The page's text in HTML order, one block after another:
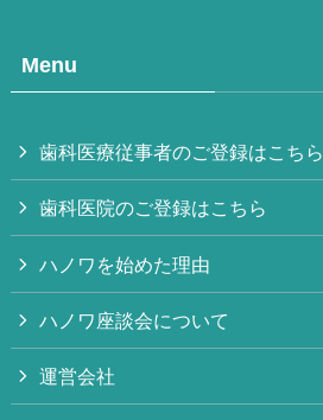
Menu
歯科医療従事者のご登録はこちら
歯科医院のご登録はこちら
ハノワを始めた理由
ハノワ座談会について
運営会社